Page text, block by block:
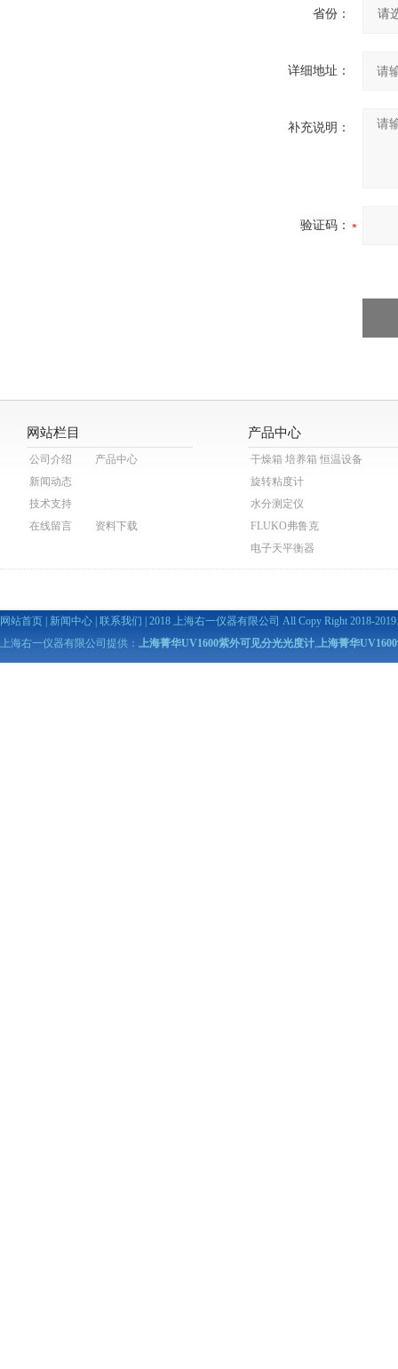
省份：
详细地址：
补充说明：
验证码：
网站栏目
公司介绍
产品中心
新闻动态
技术支持
在线留言
资料下载
产品中心
干燥箱 培养箱 恒温设备
旋转粘度计
水分测定仪
FLUKO弗鲁克
电子天平衡器
网站首页 新闻中心 联系我们 | 2018 上海右一仪器有限公司 All Copy Right 2018-
上海右一仪器有限公司提供： 上海菁华UV1600紫外可见分光光度计,上海菁华